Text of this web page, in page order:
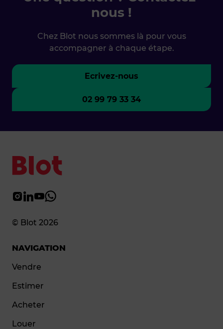
nous !
Chez Blot nous sommes là pour vous
accompagner à chaque étape.
Ecrivez-nous
02 99 79 33 34
© Blot 2026
NAVIGATION
Vendre
Estimer
Acheter
Louer